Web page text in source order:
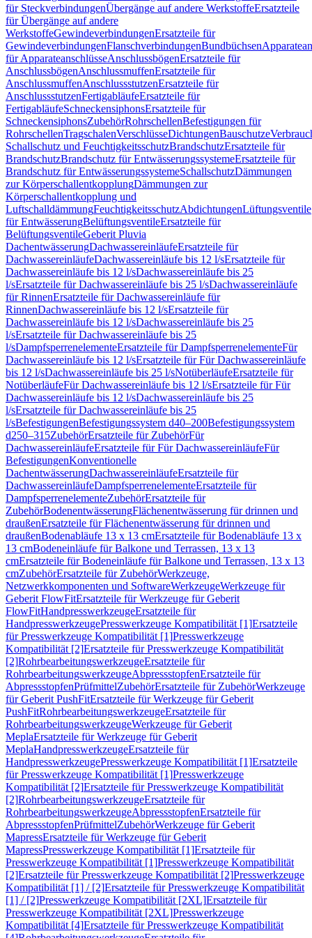
für SteckverbindungenÜbergänge auf andere WerkstoffeErsatzteile
für Übergänge auf andere
WerkstoffeGewindeverbindungenErsatzteile für
GewindeverbindungenFlanschverbindungenBundbüchsen
für ApparateanschlüsseAnschlussbögenErsatzteile für
AnschlussbögenAnschlussmuffenErsatzteile für
AnschlussmuffenAnschlussstutzenErsatzteile für
AnschlussstutzenFertigabläufeErsatzteile für
FertigabläufeSchneckensiphonsErsatzteile für
SchneckensiphonsZubehörRohrschellenBefestigungen für
RohrschellenTragschalenVerschlüsseDichtungenBauschutze
Schallschutz und FeuchtigkeitsschutzBrandschutzErsatzteile für
BrandschutzBrandschutz für EntwässerungssystemeErsatzteile für
Brandschutz für EntwässerungssystemeSchallschutzDämmungen
zur KörperschallentkopplungDämmungen zur
Körperschallentkopplung und
LuftschalldämmungFeuchtigkeitsschutzAbdichtungenLüftungsventile
für EntwässerungBelüftungsventileErsatzteile für
BelüftungsventileGeberit Pluvia
DachentwässerungDachwassereinläufeErsatzteile für
DachwassereinläufeDachwassereinläufe bis 12 l/sErsatzteile für
Dachwassereinläufe bis 12 l/sDachwassereinläufe bis 25
l/sErsatzteile für Dachwassereinläufe bis 25 l/sDachwassereinläufe
für RinnenErsatzteile für Dachwassereinläufe für
RinnenDachwassereinläufe bis 12 l/sErsatzteile für
Dachwassereinläufe bis 12 l/sDachwassereinläufe bis 25
l/sErsatzteile für Dachwassereinläufe bis 25
l/sDampfsperrenelementeErsatzteile für DampfsperrenelementeFür
Dachwassereinläufe bis 12 l/sErsatzteile für Für Dachwassereinläufe
bis 12 l/sDachwassereinläufe bis 25 l/sNotüberläufeErsatzteile für
NotüberläufeFür Dachwassereinläufe bis 12 l/sErsatzteile für Für
Dachwassereinläufe bis 12 l/sDachwassereinläufe bis 25
l/sErsatzteile für Dachwassereinläufe bis 25
l/sBefestigungenBefestigungssystem d40–200Befestigungssystem
d250–315ZubehörErsatzteile für ZubehörFür
DachwassereinläufeErsatzteile für Für DachwassereinläufeFür
BefestigungenKonventionelle
DachentwässerungDachwassereinläufeErsatzteile für
DachwassereinläufeDampfsperrenelementeErsatzteile für
DampfsperrenelementeZubehörErsatzteile für
ZubehörBodenentwässerungFlächenentwässerung für drinnen und
draußenErsatzteile für Flächenentwässerung für drinnen und
draußenBodenabläufe 13 x 13 cmErsatzteile für Bodenabläufe 13 x
13 cmBodeneinläufe für Balkone und Terrassen, 13 x 13
cmErsatzteile für Bodeneinläufe für Balkone und Terrassen, 13 x 13
cmZubehörErsatzteile für ZubehörWerkzeuge,
Netzwerkkomponenten und SoftwareWerkzeugeWerkzeuge für
Geberit FlowFitErsatzteile für Werkzeuge für Geberit
FlowFitHandpresswerkzeugeErsatzteile für
HandpresswerkzeugePresswerkzeuge Kompatibilität [1]Ersatzteile
für Presswerkzeuge Kompatibilität [1]Presswerkzeuge
Kompatibilität [2]Ersatzteile für Presswerkzeuge Kompatibilität
[2]RohrbearbeitungswerkzeugeErsatzteile für
RohrbearbeitungswerkzeugeAbpressstopfenErsatzteile für
AbpressstopfenPrüfmittelZubehörErsatzteile für ZubehörWerkzeuge
für Geberit PushFitErsatzteile für Werkzeuge für Geberit
PushFitRohrbearbeitungswerkzeugeErsatzteile für
RohrbearbeitungswerkzeugeWerkzeuge für Geberit
MeplaErsatzteile für Werkzeuge für Geberit
MeplaHandpresswerkzeugeErsatzteile für
HandpresswerkzeugePresswerkzeuge Kompatibilität [1]Ersatzteile
für Presswerkzeuge Kompatibilität [1]Presswerkzeuge
Kompatibilität [2]Ersatzteile für Presswerkzeuge Kompatibilität
[2]RohrbearbeitungswerkzeugeErsatzteile für
RohrbearbeitungswerkzeugeAbpressstopfenErsatzteile für
AbpressstopfenPrüfmittelZubehörWerkzeuge für Geberit
MapressErsatzteile für Werkzeuge für Geberit
MapressPresswerkzeuge Kompatibilität [1]Ersatzteile für
Presswerkzeuge Kompatibilität [1]Presswerkzeuge Kompatibilität
[2]Ersatzteile für Presswerkzeuge Kompatibilität [2]Presswerkzeuge
Kompatibilität [1] / [2]Ersatzteile für Presswerkzeuge Kompatibilität
[1] / [2]Presswerkzeuge Kompatibilität [2XL]Ersatzteile für
Presswerkzeuge Kompatibilität [2XL]Presswerkzeuge
Kompatibilität [4]Ersatzteile für Presswerkzeuge Kompatibilität